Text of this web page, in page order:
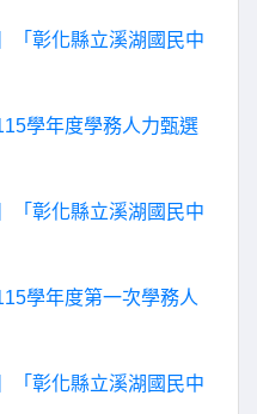
「彰化縣立溪湖國民中
學年度學務人力甄選
「彰化縣立溪湖國民中
學年度第一次學務人
「彰化縣立溪湖國民中